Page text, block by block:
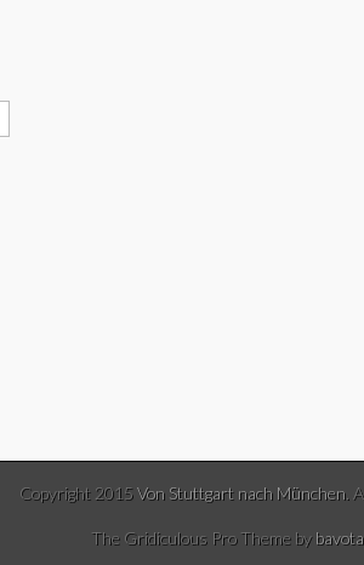
Copyright 2015Von Stuttgart nach München .
The Gridiculous Pro Theme by